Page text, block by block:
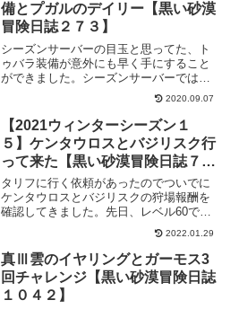
備とプガルのデイリー【黒い砂漠
冒険日誌２７３】
シーズンサーバーの目玉と思ってた、ト
ゥバラ装備が意外にも早く手にすること
ができました。シーズンサーバーでは、
トゥバラ装備を使っていきたいと思って
るので嬉しい！デイリー依頼も、40日間
みっちりやらないといけないとか思って
たけど、ある程度は優しい仕様になって
るようなので、焦らなくてもいいみた
い。
2020.09.07
【2021ウィンターシーズン１
５】ケンタウロスとバジリスク行
って来た【黒い砂漠冒険日誌７５
３】
タリフに行く依頼があったのでついでに
ケンタウロスとバジリスクの狩場報酬を
確認してきました。先日、レベル60で狩
場報酬があったので、「無い！」と思っ
てた狩場も確認したかったのでちょうど
良かったんです。結果は、きっちりとあ
りましたよ！
2022.01.29
真Ⅲ雲のイヤリングとガーモス3
回チャレンジ【黒い砂漠冒険日誌
１０４２】